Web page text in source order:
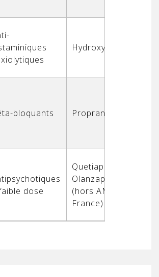
Hydroxyzine
bloquants Propranolol
dose
Quetiapine,
Olanzapine
(hors AMM en
France)